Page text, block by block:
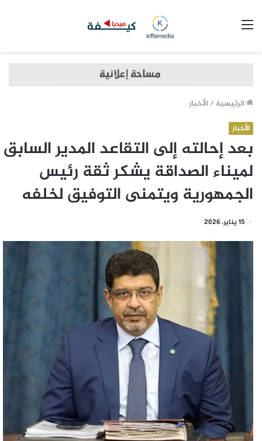
الرئيسية /الأخبار
الأخبار
بعد إحالته إلى التقاعد المدير السابق
لميناء الصداقة يشكر ثقة رئيس
الجمهورية ويتمنى التوفيق لخلفه
15 يناير، 2026